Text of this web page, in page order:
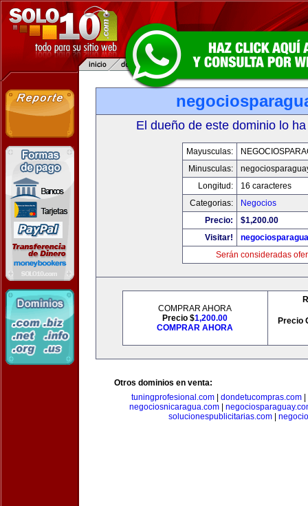
El dueño de este dominio lo
Mayusculas:
Minusculas:
Longitud:
16 caracteres
Categorias:
Negocios
Precio:
$1,200.00
Visitar!
Serán consideradas
COMPRAR AHORA
Precio $1,200.00
COMPRAR AHORA
Precio
Otros dominios en venta:
tuningprofesional.com| dondetucompras.com|
negociosnicaragua.com
solucionespublicitarias.com|